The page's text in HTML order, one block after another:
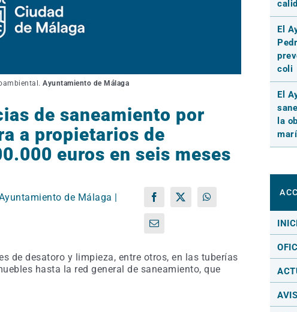
Ayuntamiento de Málaga
de saneamiento por
a propietarios de
euros en seis meses
de Málaga |
Facebook
X WhatsApp
Correo
de desatoro y limpieza, entre otros, en las tuberías
hasta la red general de saneamiento, que
El
coli
El
la